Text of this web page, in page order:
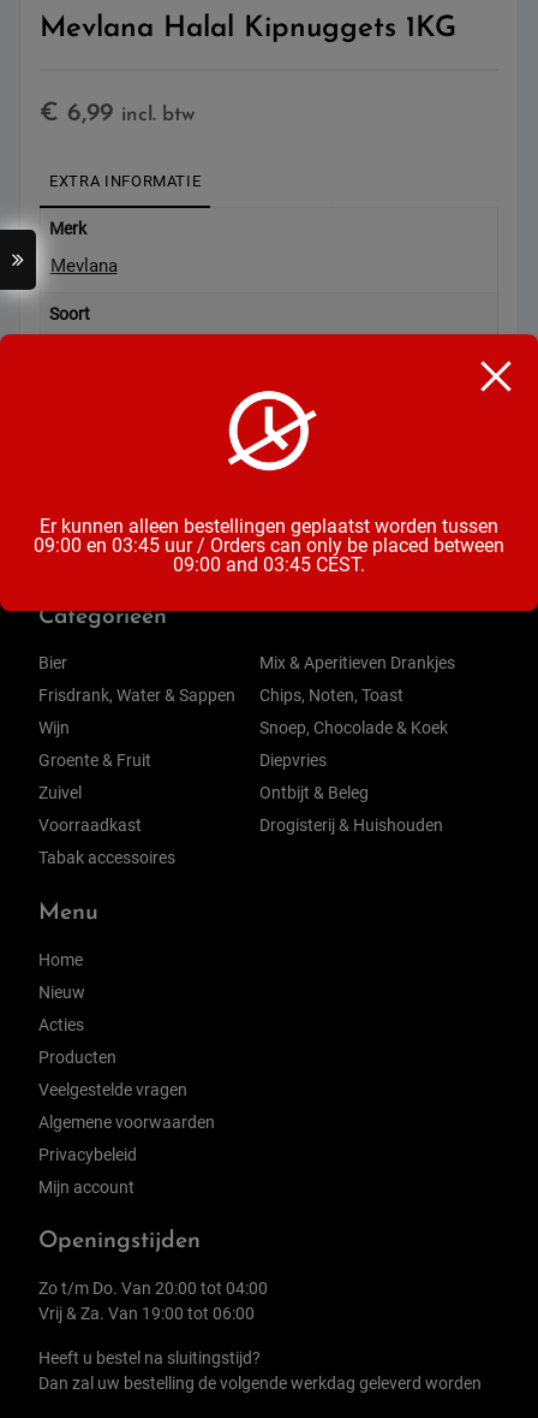
Mevlana Halal Kipnuggets 1KG
€ 6,99 incl. btw
EXTRA INFORMATIE
Merk
Mevlana
Soort
Categorieën
Bier
Frisdrank, Water & Sappen
Wijn
Groente & Fruit
Zuivel
Voorraadkast
Tabak accessoires
Mix & Aperitieven Drankjes
Chips, Noten, Toast
Snoep, Chocolade & Koek
Diepvries
Ontbijt & Beleg
Drogisterij & Huishouden
Menu
Home
Nieuw
Acties
Producten
Veelgestelde vragen
Algemene voorwaarden
Privacybeleid
Mijn account
Openingstijden
Zo t/m Do. Van 20:00 tot 04:00
Vrij & Za. Van 19:00 tot 06:00
Heeft u bestel na sluitingstijd?
Dan zal uw bestelling de volgende werkdag geleverd worden
Er kunnen alleen bestellingen geplaatst worden tussen
09:00 en 03:45 uur / Orders can only be placed between
09:00 and 03:45 CEST.